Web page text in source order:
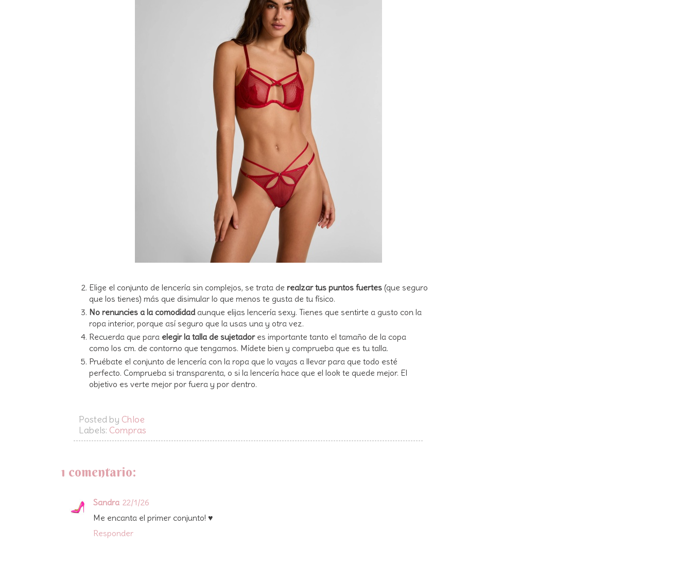
Elige el conjunto de lencería sin complejos, se trata de realzar tus puntos fuertes (que seguro
que los tienes) más que disimular lo que menos te gusta de tu físico.
No renuncies a la comodidadaunque elijas lencería sexy. Tienes que sentirte a gusto con la
ropa interior, porque así seguro que la usas una y otra vez.
Recuerda que para elegir la talla de sujetadores importante tanto el tamaño de la copa
como los cm. de contorno que tengamos. Mídete bien y comprueba que es tu talla.
Pruébate el conjunto de lencería con la ropa que lo vayas a llevar para que todo esté
perfecto. Comprueba si transparenta, o si la lencería hace que el look te quede mejor. El
objetivo es verte mejor por fuera y por dentro.
Posted by Chloe
Labels: Compras
1 comentario:
Sandra 22/1/26
Me encanta el primer conjunto! ♥
Responder